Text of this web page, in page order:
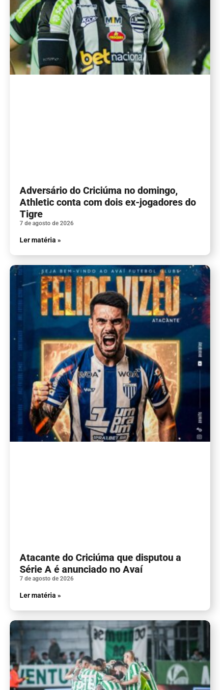
Adversário do Criciúma no domingo,
Athletic conta com dois ex-jogadores do
Tigre
7 de agosto de 2026
Ler matéria »
Atacante do Criciúma que disputou a
Série A é anunciado no Avaí
7 de agosto de 2026
Ler matéria »